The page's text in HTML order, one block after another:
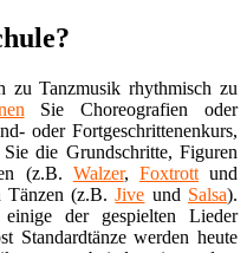
zu Tanzmusik rhythmisch zu
Sie Choreografien oder
oder Fortgeschrittenenkurs,
die Grundschritte, Figuren
(z.B. Walzer, Foxtrottund
Tänzen (z.B.Jive und Salsa).
der gespielten Lieder
Standardtänze werden heute